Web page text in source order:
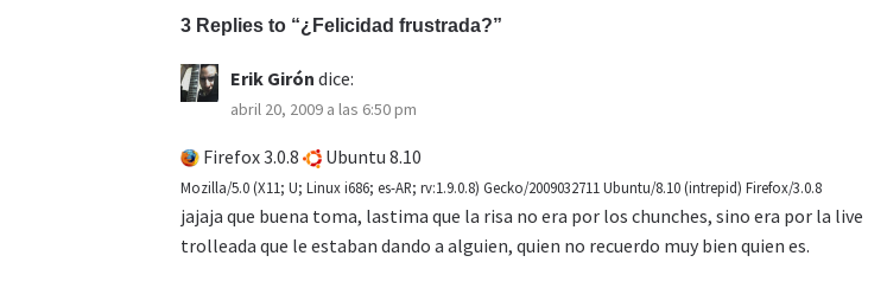
3 Replies to “¿Felicidad frustrada?”
Erik Girón dice:
abril 20, 2009 a las 6:50 pm
Firefox 3.0.8 Ubuntu 8.10
Mozilla/5.0 (X11; U; Linux i686; es-AR; rv:1.9.0.8) Gecko/2009032711 Ubuntu/8.10 (intrepid) Firefox/3.0.8
jajaja que buena toma, lastima que la risa no era por los chunches, sino era por la live
trolleada que le estaban dando a alguien, quien no recuerdo muy bien quien es.